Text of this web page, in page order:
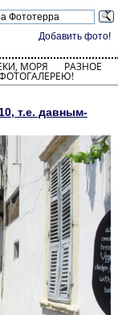
Добавить фото!
МОРЯ РАЗНОЕ
т.е. давным-